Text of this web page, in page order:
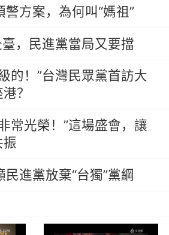
方案，為何叫“媽祖”
臺，民進黨當局又要擋
的！”台灣民眾黨首訪大
？
常光榮！”這場盛會，讓
振
進黨放棄“台獨”黨綱